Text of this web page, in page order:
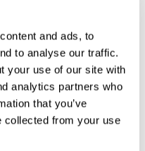
and ads, to
to analyse our traffic.
your use of our site with
analytics partners who
that you’ve
collected from your use
à apporter des réponses
divertir l'utilisateur tout en
cognitives.
"Crystal
capacités
stimuler un modèle
et entraîner ce schéma
de nouvelles synapses et